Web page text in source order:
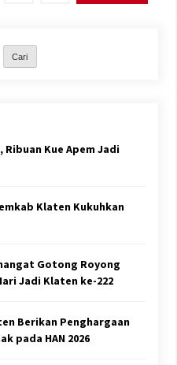
Cari
Kue Apem Jadi
Klaten Kukuhkan
Gotong Royong
Jadi Klaten ke-222
Berikan Penghargaan
pada HAN 2026